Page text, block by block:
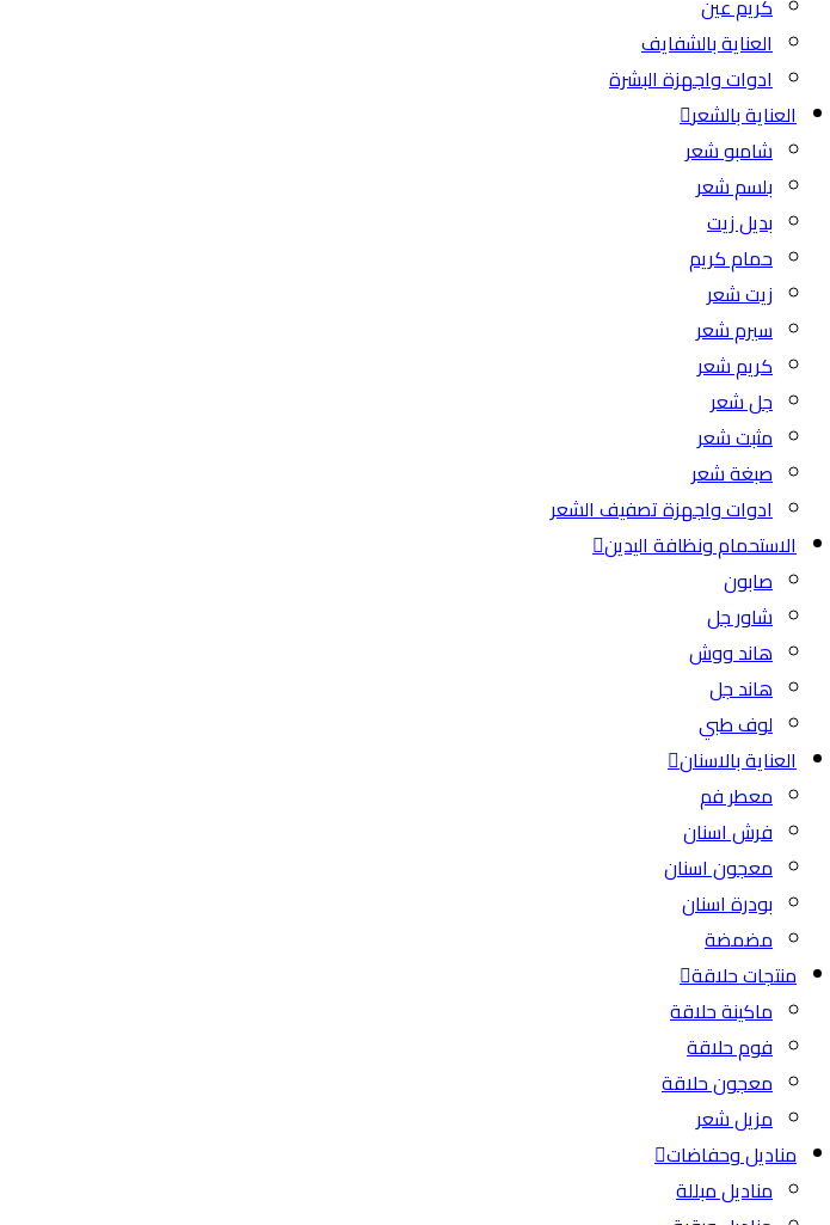
كريم عين
العناية بالشفايف
ادوات واجهزة البشرة
العناية بالشعر
شامبو شعر
بلسم شعر
بديل زيت
حمام كريم
زيت شعر
سيرم شعر
كريم شعر
جل شعر
مثبت شعر
صبغة شعر
ادوات واجهزة تصفيف الشعر
الاستحمام ونظافة اليدين
صابون
شاور جل
هاند ووش
هاند جل
لوف طبي
العناية بالاسنان
معطر فم
فرش اسنان
معجون اسنان
بودرة اسنان
مضمضة
منتجات حلاقة
ماكينة حلاقة
فوم حلاقة
معجون حلاقة
مزيل شعر
مناديل وحفاضات
مناديل مبللة